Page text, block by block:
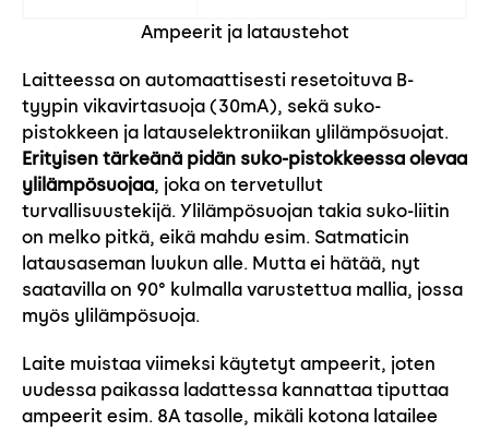
Ampeerit ja lataustehot
Laitteessa on automaattisesti resetoituva B-
tyypin vikavirtasuoja (30mA), sekä suko-
pistokkeen ja latauselektroniikan ylilämpösuojat.
Erityisen tärkeänä pidän suko-pistokkeessa olevaa
ylilämpösuojaa, joka on tervetullut
turvallisuustekijä. Ylilämpösuojan takia suko-liitin
on melko pitkä, eikä mahdu esim. Satmaticin
latausaseman luukun alle. Mutta ei hätää, nyt
saatavilla on 90° kulmalla varustettua mallia, jossa
myös ylilämpösuoja.
Laite muistaa viimeksi käytetyt ampeerit, joten
uudessa paikassa ladattessa kannattaa tiputtaa
ampeerit esim. 8A tasolle, mikäli kotona latailee